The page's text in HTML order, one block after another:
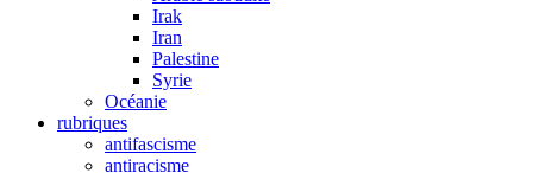
Irak
Iran
Palestine
Syrie
Océanie
rubriques
antifascisme
antiracisme